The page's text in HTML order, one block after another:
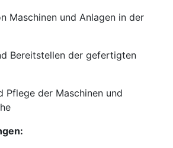
Maschinen und Anlagen in der
Bereitstellen der gefertigten
Pflege der Maschinen und